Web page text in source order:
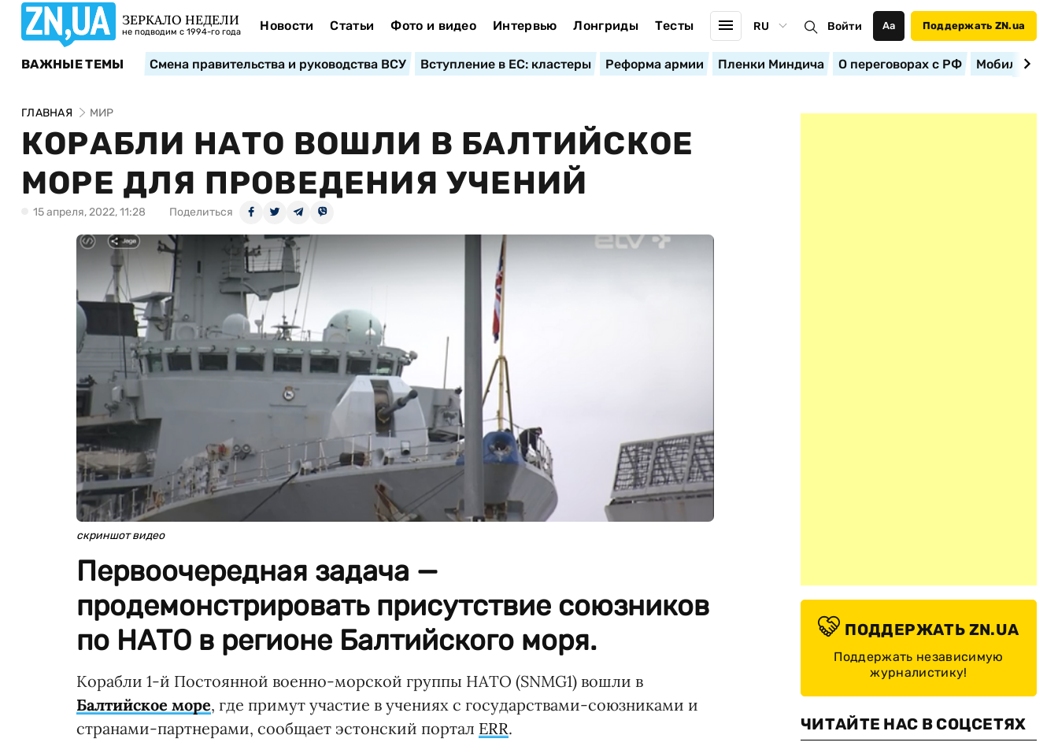
ЗЕРКАЛО НЕДЕЛИ
не подводим с 1994-го года Новости Статьи Фото и видео Интервью Лонгриды Тесты RU Войти Аа Поддержать ZN.ua
ВАЖНЫЕ ТЕМЫ Смена правительства и руководства ВСУ Вступление в ЕС: кластеры Реформа армии Пленки Миндича О переговорах с РФ
ГЛАВНАЯ МИР
КОРАБЛИ НАТО ВОШЛИ В БАЛТИЙСКОЕ
МОРЕ ДЛЯ ПРОВЕДЕНИЯ УЧЕНИЙ
15 апреля, 2022, 11:28 Поделиться
скриншот видео
Первоочередная задача —
продемонстрировать присутствие союзников
по НАТО в регионе Балтийского моря.
Корабли 1-й Постоянной военно-морской группы НАТО (SNMG1) вошли в
Балтийское море, где примут участие в учениях с государствами-союзниками и
странами-партнерами, сообщает эстонский портал ERR.
ПОДДЕРЖАТЬ ZN.UA
Поддержать независимую
журналистику!
ЧИТАЙТЕ НАС В СОЦСЕТЯХ